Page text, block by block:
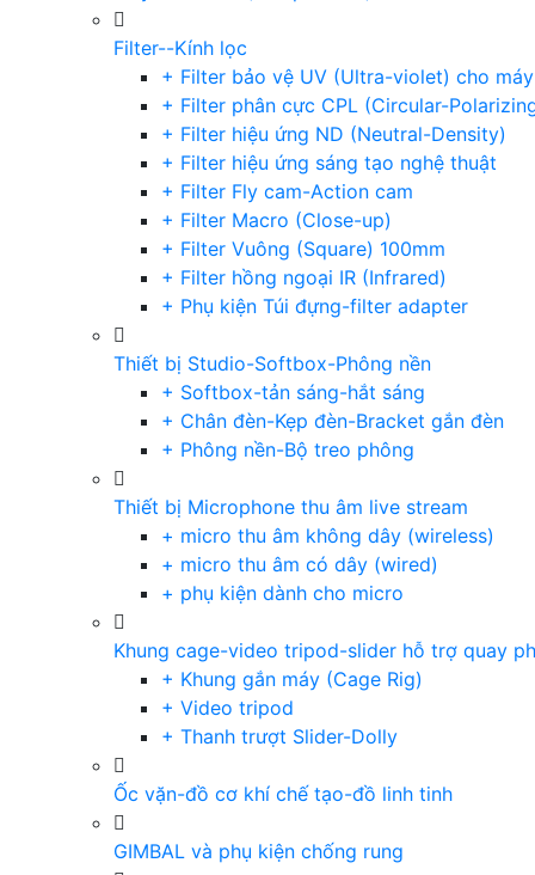
Filter--Kính lọc
+ Filter bảo vệ UV (Ultra-violet) cho
+ Filter phân cực CPL (Circular-
+ Filter hiệu ứng ND (Neutral-Density)
+ Filter hiệu ứng sáng tạo nghệ thuật
+ Filter Fly cam-Action cam
+ Filter Macro (Close-up)
+ Filter Vuông (Square) 100mm
+ Filter hồng ngoại IR (Infrared)
+ Phụ kiện Túi đựng-filter adapter
Thiết bị Studio-Softbox-Phông nền
+ Softbox-tản sáng-hắt sáng
+ Chân đèn-Kẹp đèn-Bracket gắn đèn
+ Phông nền-Bộ treo phông
Thiết bị Microphone thu âm live stream
+ micro thu âm không dây (wireless)
+ micro thu âm có dây (wired)
+ phụ kiện dành cho micro
Khung cage-video tripod-slider hỗ trợ quay
+ Khung gắn máy (Cage Rig)
+ Video tripod
+ Thanh trượt Slider-Dolly
Ốc vặn-đồ cơ khí chế tạo-đồ linh tinh
GIMBAL và phụ kiện chống rung